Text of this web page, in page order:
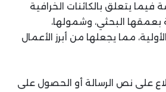
فيما يتعلق بالكائنات الخرافية
بعمقها البحثي، وشمولها،
مما يجعلها من أبرز الأعمال
على نص الرسالة أو الحصول على